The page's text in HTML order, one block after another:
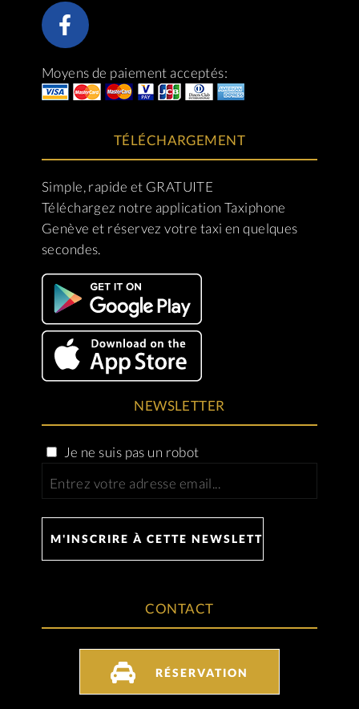
Moyens de paiement acceptés:
TÉLÉCHARGEMENT
Simple, rapide et GRATUITE
Téléchargez notre application Taxiphone
Genève et réservez votre taxi en quelques
secondes.
NEWSLETTER
Je ne suis pas un robot
CONTACT
RÉSERVATION